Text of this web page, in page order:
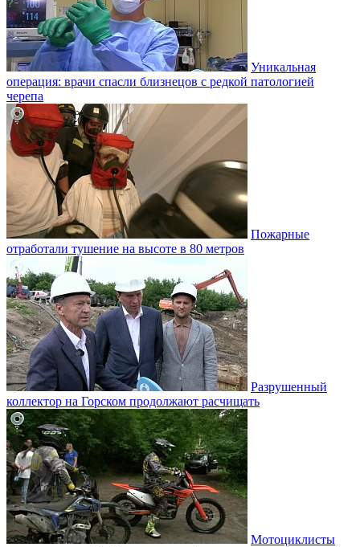
Уникальная
операция: врачи спасли близнецов с редкой патологией
черепа
Пожарные
отработали тушение на высоте в 80 метров
Разрушенный
коллектор на Горском продолжают расчищать
Мотоциклисты